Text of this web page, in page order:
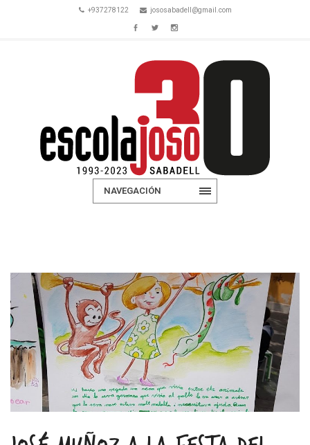
+937278122 jososabadell@gmail.com
NAVEGACIÓN